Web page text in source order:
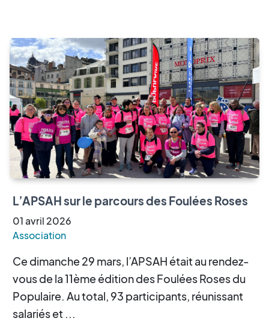
L’APSAH sur le parcours des Foulées Roses
01avril 2026
Association
Ce dimanche 29 mars, l’APSAH était au rendez-
vous de la 11ème édition des Foulées Roses du
Populaire. Au total, 93 participants, réunissant
salariés et ...